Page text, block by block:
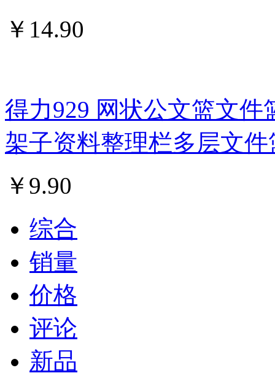
￥ 14.90
得力929 网状公文篮文
架子资料整理栏多层文件
￥ 9.90
综合
销量
价格
评论
新品